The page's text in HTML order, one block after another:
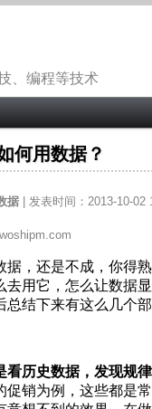
、编程等技术
何用数据？
据
| 发表时间：2013-10-
据，还是不成，你得
去用它，怎么让数据
总结下来有这么几个部
历史数据，发现规律
促销为例，这些都是